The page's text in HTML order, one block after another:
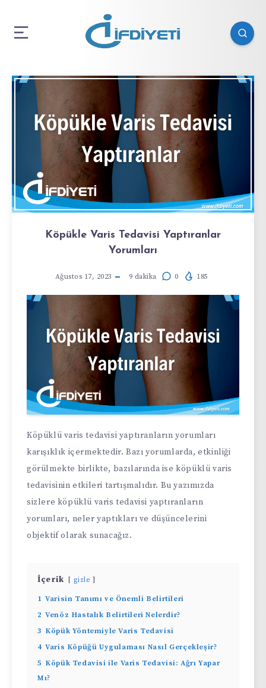
Köpükle Varis Tedavisi Yaptıranlar
Yorumları
Ağustos 17, 2023 9 dakika 0 185
Köpüklü varis tedavisi yaptıranların yorumları
karışıklık içermektedir. Bazı yorumlarda, etkinliği
görülmekte birlikte, bazılarında ise köpüklü varis
tedavisinin etkileri tartışmalıdır. Bu yazımızda
sizlere köpüklü varis tedavisi yaptıranların
yorumları, neler yaptıkları ve düşüncelerini
objektif olarak sunacağız.
İçerik gizle
1 Varisin Tanımı ve Önemli Belirtileri
2 Venöz Hastalık Belirtileri Nelerdir?
3 Köpük Yöntemiyle Varis Tedavisi
4 Varis Köpüğü Uygulaması Nasıl Gerçekleşir?
5 Köpük Tedavisi ile Varis Tedavisi: Ağrı Yapar
Mı?